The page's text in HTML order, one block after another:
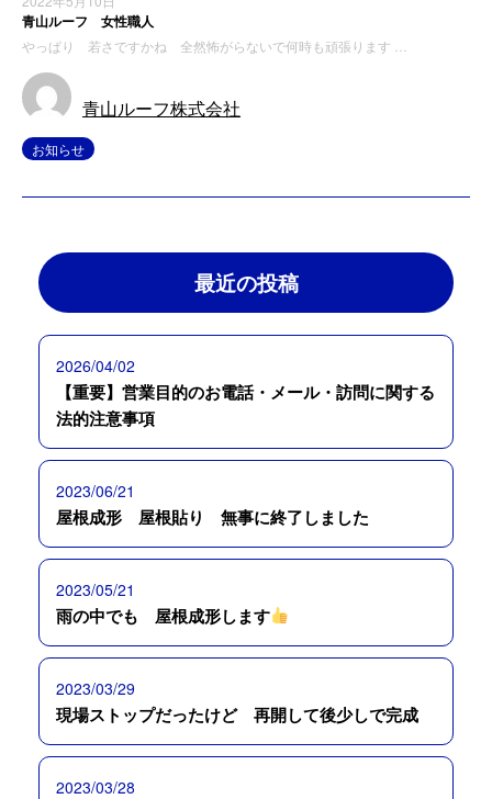
青山ルーフ 女性職人
やっぱり 若さですかね 全然怖がらないで何時も頑張ります …
青山ルーフ株式会社
お知らせ
最近の投稿
2026/04/02
【重要】営業目的のお電話・メール・訪問に関する
法的注意事項
2023/06/21
屋根成形 屋根貼り 無事に終了しました
2023/05/21
雨の中でも 屋根成形します
2023/03/29
現場ストップだったけど 再開して後少しで完成
2023/03/28